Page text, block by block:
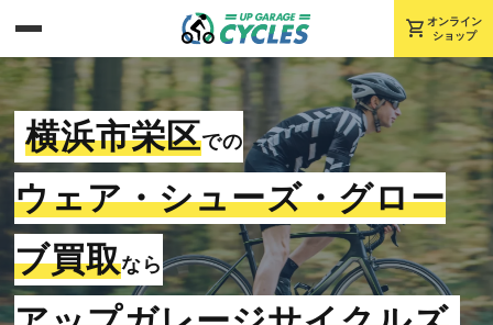
shopping_cart オンライン
ショップ
横浜市栄区での
ウェア・シューズ・グロー
ブ買取なら